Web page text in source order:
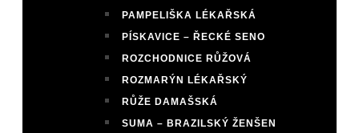
PAMPELIŠKA LÉKAŘSKÁ
PÍSKAVICE – ŘECKÉ SENO
ROZCHODNICE RŮŽOVÁ
ROZMARÝN LÉKAŘSKÝ
RŮŽE DAMAŠSKÁ
SUMA – BRAZILSKÝ ŽENŠEN